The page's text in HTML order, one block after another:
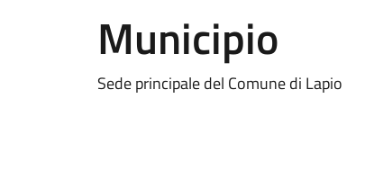
Municipio
Sede principale del Comune di Lapio